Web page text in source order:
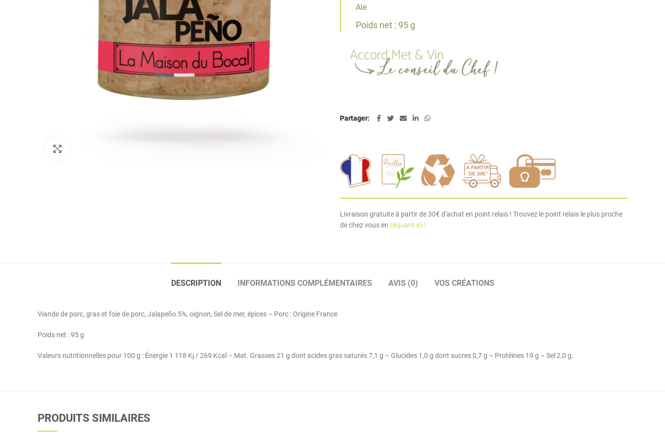
Ale
Poids net : 95 g
Livraison gratuite à partir de 30€ d'achat en point relais ! Trouvez le point relais le plus proche
de chez vous en cliquant ici !
Partager
DESCRIPTION INFORMATIONS COMPLÉMENTAIRES AVIS (0) VOS CRÉATIONS
Viande de porc, gras et foie de porc, Jalapeño 5%, oignon, Sel de mer, épices – Porc : Origine France
Poids net : 95 g
Valeurs nutritionnelles pour 100 g : Énergie 1 118 Kj / 269 Kcal – Mat. Grasses 21 g dont acides gras saturés 7,1 g – Glucides 1,0 g dont sucres 0,7 g – Protéines 19 g – Sel 2,0 g.
PRODUITS SIMILAIRES